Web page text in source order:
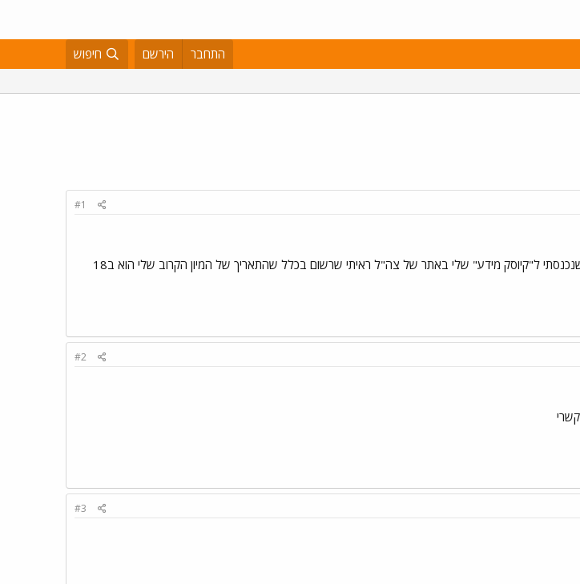
התחבר הירשם חיפוש
#1
קיבלתי הרגע זימון בדואר לתאריך ה9 לינואר ללוחמה... אבללל....שנכנסתי ל"קיוסק מידע" שלי באתר של צה"ל ראיתי שרשום בכלל שהתאריך של המיון הקרוב שלי הוא ב18
#2
#3